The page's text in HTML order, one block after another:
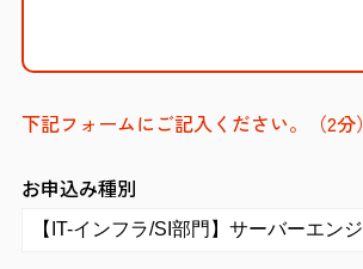
下記フォームにご記入ください。（2分）
お申込み種別